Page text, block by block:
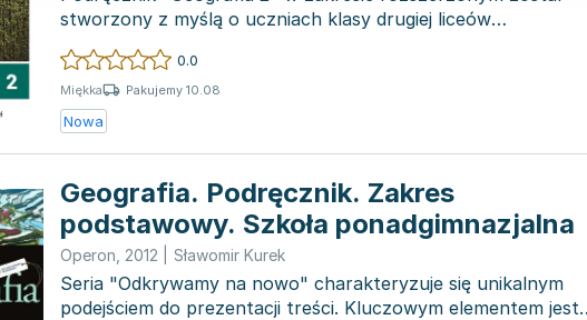
stworzony z myślą o uczniach klasy drugiej liceów
ogólnokształcących i tec...
0.0
Miękka Pakujemy 10.08
Nowa
Geografia. Podręcznik. Zakres
podstawowy. Szkoła ponadgimnazjalna
Operon 2012 Sławomir Kurek
Seria "Odkrywamy na nowo" charakteryzuje się unikalnym
podejściem do prezentacji treści. Kluczowym elementem jest